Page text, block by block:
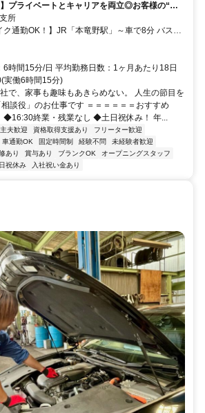
】プライベートとキャリアを両立◎お客様の“も
ッフ◎とかにしてみませんか？
所
ク通勤OK！】JR「本竜野駅」～車で8分 バス停
。 赤とんぼ通り（網干龍野線29号）沿い！
6時間15分/日 平均勤務日数：1ヶ月あたり18日
実働6時間15分)
で、家事も趣味もあきらめない。 人生の節目を
談役」のお仕事です ＝＝＝＝＝＝おすすめ
◆16:30終業・残業なし ◆土日祝休み！ 年...
夫歓迎 資格取得支援あり
フリーター歓迎
車通勤OK 固定時間制 経験不問
未経験者歓迎
あり 賞与あり ブランクOK
オープニングスタッフ
祝休み 入社祝い金あり